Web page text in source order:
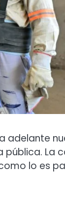
adelante
pública. La
lo es